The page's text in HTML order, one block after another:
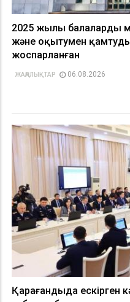
2025 жылы балаларды
және оқытумен қамтуды
жоспарланған
ЖАҢАЛЫҚТАР 06.08.2026
Қарағандыда ескірген